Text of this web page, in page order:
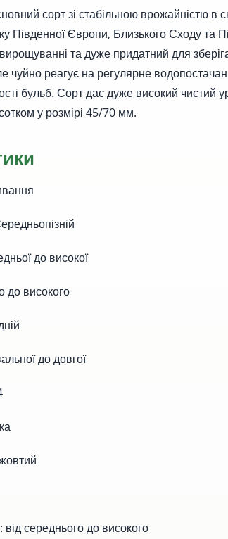
сорт зі стабільною врожайністю
Південної Європи, Близького Сходу та
та дуже придатний для
чуйно реагує на регулярне
бульб. Сорт дає дуже високий чистий
у розмірі 45/70 мм.
до високої
до високого
до довгої
від середнього до високого